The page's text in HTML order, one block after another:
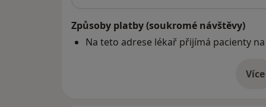
Způsoby platby (soukromé návštěvy)
Na teto adrese lékař přijímá pacienty
Více
o